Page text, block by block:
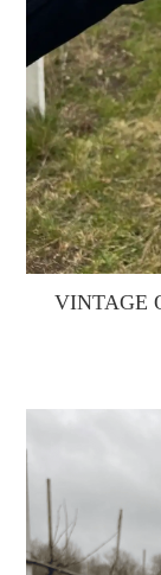
VINTAGE